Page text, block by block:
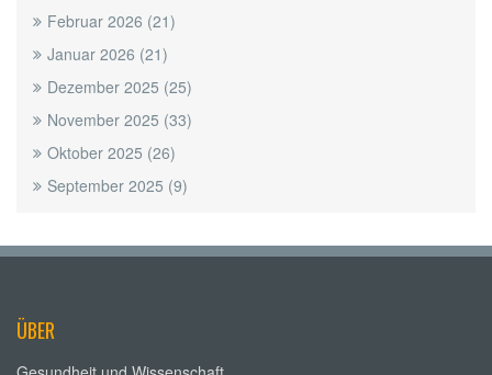
Februar 2026 (21)
Januar 2026 (21)
Dezember 2025 (25)
November 2025 (33)
Oktober 2025 (26)
September 2025 (9)
ÜBER